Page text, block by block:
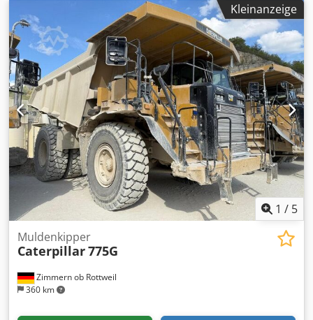
Kleinanzeige
1 / 5
Zimmern ob Rottweil
360 km
Muldenkipper
Caterpillar775G